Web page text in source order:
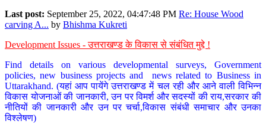
Last post: September 25, 2022, 04:47:48 PM Re: House Wood
carving A... by Bhishma Kukreti
Development Issues - उत्तराखण्ड के विकास से संबंधित मुद्दे !
Find details on various developmental surveys, Government
policies, new business projects and news related to Business in
Uttarakhand. (यहां आप पायेंगे उत्तराखण्ड में चल रही और आने वाली विभिन्न
विकास योजनाओं की जानकारी, उन पर विमर्श और सदस्यों की राय,सरकार की
नीतियों की जानकारी और उन पर चर्चा,विकास संबंधी समाचार और उनका
विश्लेषण)